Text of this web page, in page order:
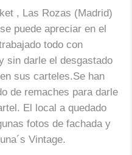
, Las Rozas (Madrid)
puede apreciar en el
todo con
sin darle el desgastado
sus carteles.Se han
de remaches para darle
El local a quedado
fotos de fachada y
Vintage.